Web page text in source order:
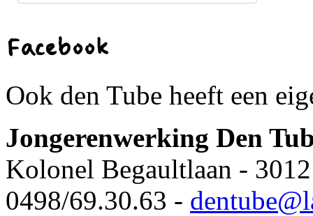
Facebook
Ook den Tube heeft een
Jongerenwerking Den
Kolonel Begaultlaan -
0498/69.30.63 -